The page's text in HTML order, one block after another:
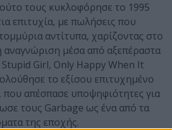
τους κυκλοφόρησε το 1995
επιτυχία, με πωλήσεις που
αντίτυπα, χαρίζοντας στο
αναγνώριση μέσα από αξεπέραστα
Girl, Only Happy When It
το εξίσου επιτυχημένο
που απέσπασε υποψηφιότητες για
τους Garbage ως ένα από τα
της εποχής.